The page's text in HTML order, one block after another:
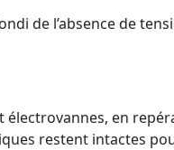
de l’absence de
en
restent intactes